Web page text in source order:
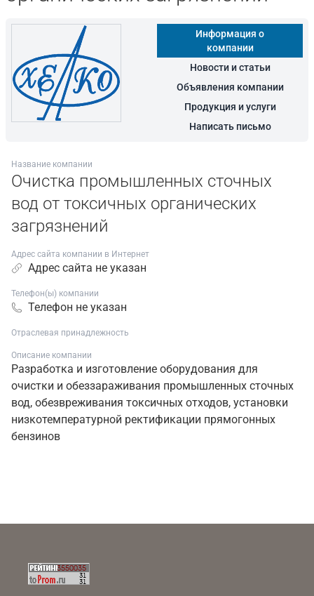
Информация о
компании
Новости и статьи
Объявления компании
Продукция и услуги
Написать письмо
Название компании
Очистка промышленных сточных
вод от токсичных органических
загрязнений
Адрес сайта компании в Интернет
Адрес сайта не указан
Телефон(ы) компании
Телефон не указан
Отраслевая принадлежность
Описание компании
Разработка и изготовление оборудования для
очистки и обеззараживания промышленных сточных
вод, обезвреживания токсичных отходов, установки
низкотемпературной ректификации прямогонных
бензинов